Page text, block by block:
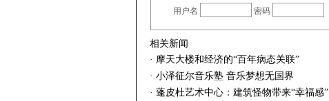
用户名 密码
相关新闻
· 摩天大楼和经济的“百年病态关联”
· 小泽征尔音乐塾 音乐梦想无国界
· 蓬皮杜艺术中心：建筑怪物带来“幸福感”